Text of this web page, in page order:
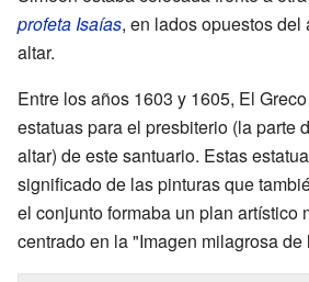
profeta Isaías, en lados opuestos
altar.
Entre los años 1603 y 1605, El
estatuas para el presbiterio (la parte
altar) de este santuario. Estas
significado de las pinturas que
el conjunto formaba un plan artístico
centrado en la "Imagen milagrosa de